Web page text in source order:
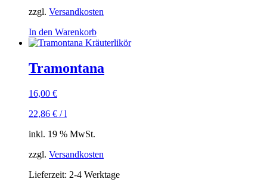
zzgl. Versandkosten
In den Warenkorb
Tramontana
16,00 €
22,86 € /l
inkl. 19 % MwSt.
zzgl. Versandkosten
Lieferzeit: 2-4 Werktage